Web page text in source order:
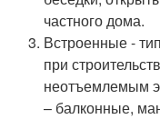
частного дома.
Встроенные -
при
неотъемлемым
– балконные,